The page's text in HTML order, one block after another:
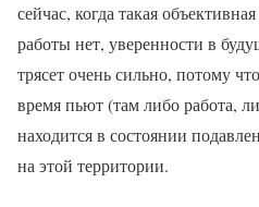
сейчас, когда такая
работы нет, уверенности в
трясет очень сильно, потому
время пьют (там либо работа,
находится в состоянии
на этой территории.